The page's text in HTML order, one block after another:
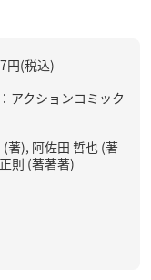
円(税込)
アクションコミック
(著), 阿佐田 哲也 (著
則 (著著著)